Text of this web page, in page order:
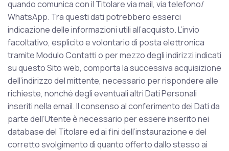
quando comunica con il Titolare via mail, via telefono/
WhatsApp. Tra questi dati potrebbero esserci
indicazione delle informazioni utili all’acquisto. L’invio
facoltativo, esplicito e volontario di posta elettronica
tramite Modulo Contatti o per mezzo degli indirizzi indicati
su questo Sito web, comporta la successiva acquisizione
dell’indirizzo del mittente, necessario per rispondere alle
richieste, nonché degli eventuali altri Dati Personali
inseriti nella email. Il consenso al conferimento dei Dati da
parte dell’Utente è necessario per essere inserito nei
database del Titolare ed ai fini dell’instaurazione e del
corretto svolgimento di quanto offerto dallo stesso ai